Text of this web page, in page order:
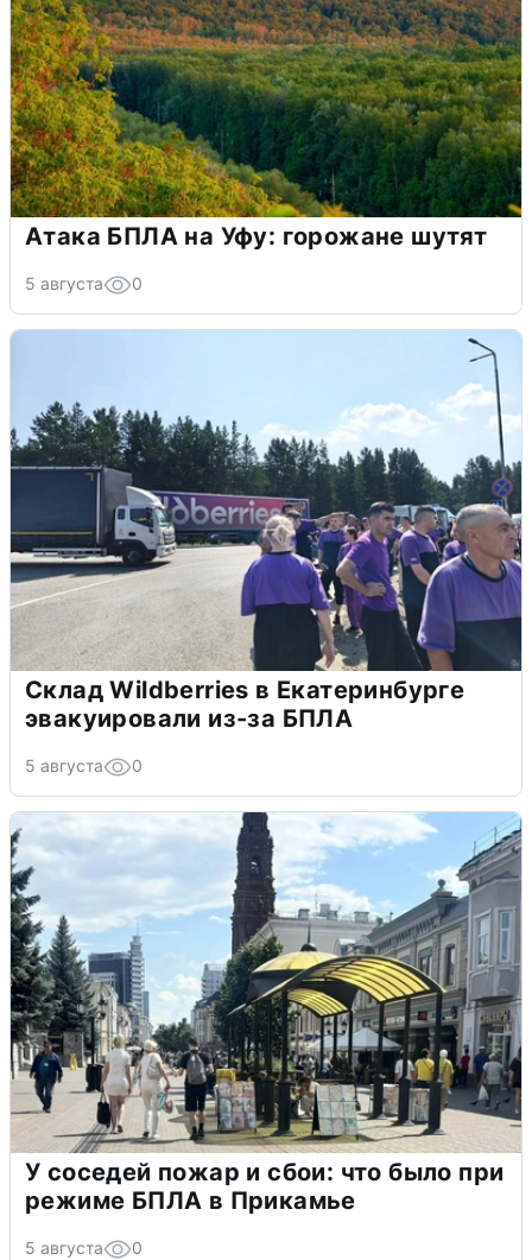
Атака БПЛА на Уфу: горожане шутят
5 августа 0
Склад Wildberries в Екатеринбурге
эвакуировали из-за БПЛА
5 августа 0
У соседей пожар и сбои: что было при
режиме БПЛА в Прикамье
5 августа 0